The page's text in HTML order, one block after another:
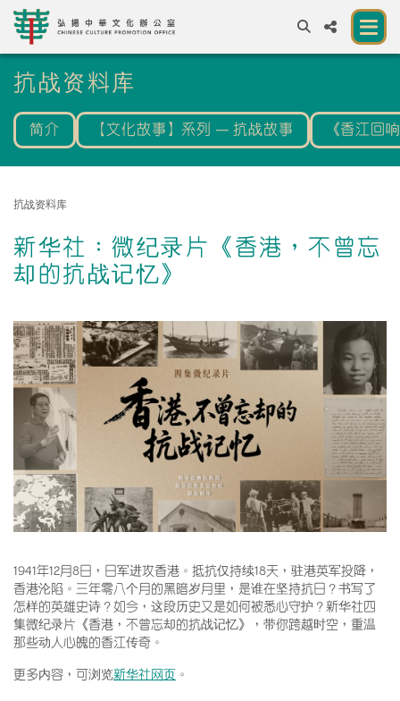
EN 繁簡
关于我们
展览及活动
合作伙伴
联络我们
抗战资料库
简介 【文化故事】系列 — 抗战故事 《香江回
抗战资料库
新华社：微纪录片《香港，不曾忘
却的抗战记忆》
1941年12月8日，日军进攻香港。抵抗仅持续18天，驻港英军投降，
香港沦陷。三年零八个月的黑暗岁月里，是谁在坚持抗日？书写了
怎样的英雄史诗？如今，这段历史又是如何被悉心守护？新华社四
集微纪录片《香港，不曾忘却的抗战记忆》，带你跨越时空，重温
那些动人心魄的香江传奇。
更多内容，可浏览新华社网页 。